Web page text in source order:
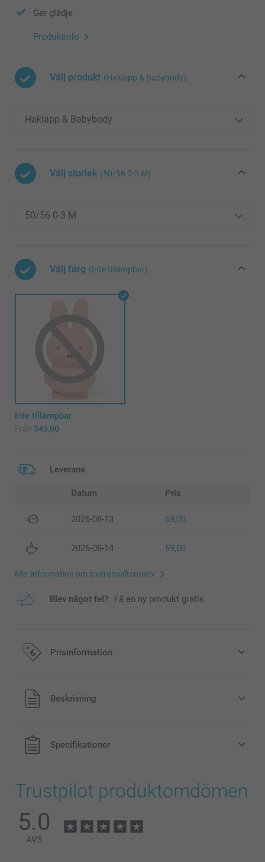
Ger glädje
Produktinfo
Välj produkt (Haklapp & Babybody)
Välj storlek (50/56 0-3 M)
Välj färg (Inte tillämpbar)
Inte tillämpbar
Från 349,00
Leverans
Datum Pris
2026-08-13 69,00
2026-08-14 59,00
Mer information om leveransalternativ
Blev något fel? Få en ny produkt gratis
Prisinformation
Alla priser är i svenska kronor (SEK), inklusive moms och
exklusive porto.
Beskrivning
Specifikationer
Trustpilot produktomdömen
5.0
AV5